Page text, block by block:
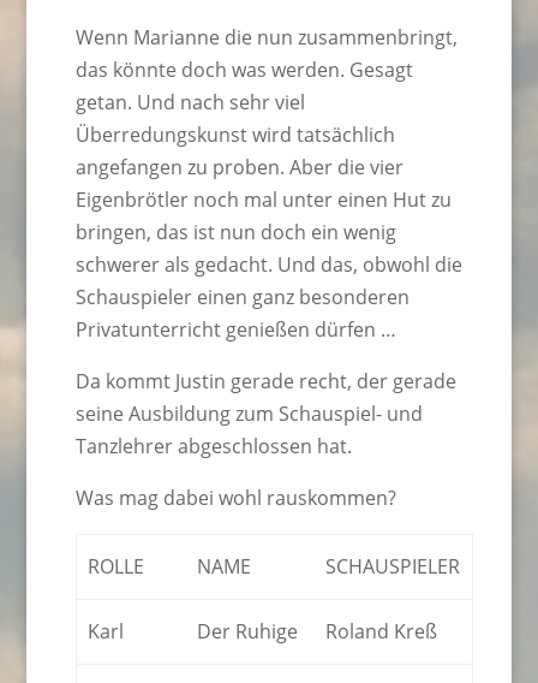
Wenn Marianne die nun zusammenbringt,
das könnte doch was werden. Gesagt
getan. Und nach sehr viel
Überredungskunst wird tatsächlich
angefangen zu proben. Aber die vier
Eigenbrötler noch mal unter einen Hut zu
bringen, das ist nun doch ein wenig
schwerer als gedacht. Und das, obwohl die
Schauspieler einen ganz besonderen
Privatunterricht genießen dürfen …
Da kommt Justin gerade recht, der gerade
seine Ausbildung zum Schauspiel- und
Tanzlehrer abgeschlossen hat.
Was mag dabei wohl rauskommen?
ROLLE NAME SCHAUSPIELER
Karl Der Ruhige Roland Kreß